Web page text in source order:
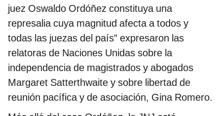
juez Oswaldo Ordóñez constituya una
represalia cuya magnitud afecta a todos y
todas las juezas del país” expresaron las
relatoras de Naciones Unidas sobre la
independencia de magistrados y abogados
Margaret Satterthwaite y sobre libertad de
reunión pacífica y de asociación, Gina Romero.